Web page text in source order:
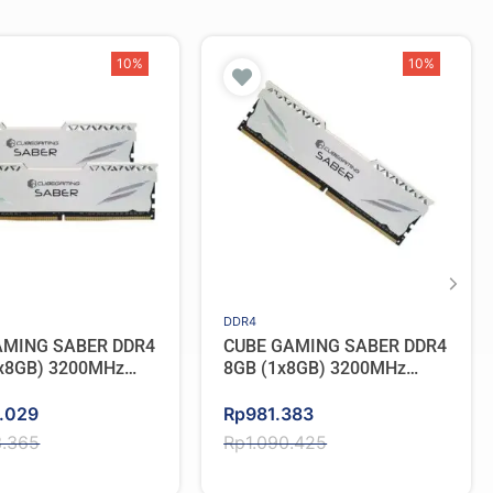
10%
SABER DDR4
3200MHz
10%
DDR4
CUBE GAMING SABER DDR4
8GB (1x8GB) 3200MHz
Rp1.090.425
Original
price
Rp981.383
Current
price